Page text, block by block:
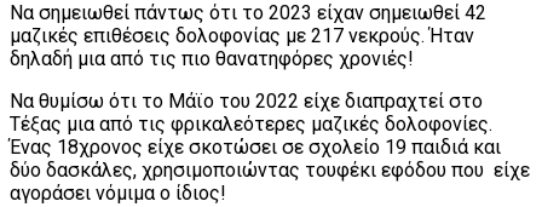
Να σημειωθεί πάντως ότι το 2023 είχαν σημειωθεί 42
μαζικές επιθέσεις δολοφονίας με 217 νεκρούς. Ήταν
δηλαδή μια από τις πιο θανατηφόρες χρονιές!
Να θυμίσω ότι το Μάϊο του 2022 είχε διαπραχτεί στο
Τέξας μια από τις φρικαλεότερες μαζικές δολοφονίες.
Ένας 18χρονος είχε σκοτώσει σε σχολείο 19 παιδιά και
δύο δασκάλες, χρησιμοποιώντας τουφέκι εφόδου που είχε
αγοράσει νόμιμα ο ίδιος!